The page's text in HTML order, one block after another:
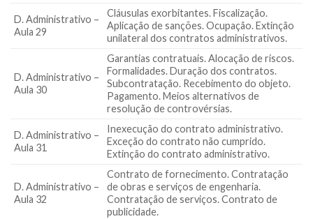
D. Administrativo –
Aula 29
Cláusulas exorbitantes. Fiscalização.
Aplicação de sanções. Ocupação. Extinção
unilateral dos contratos administrativos.
D. Administrativo –
Aula 30
Garantias contratuais. Alocação de riscos.
Formalidades. Duração dos contratos.
Subcontratação. Recebimento do objeto.
Pagamento. Meios alternativos de
resolução de controvérsias.
D. Administrativo –
Aula 31
Inexecução do contrato administrativo.
Exceção do contrato não cumprido.
Extinção do contrato administrativo.
D. Administrativo –
Aula 32
Contrato de fornecimento. Contratação
de obras e serviços de engenharia.
Contratação de serviços. Contrato de
publicidade.